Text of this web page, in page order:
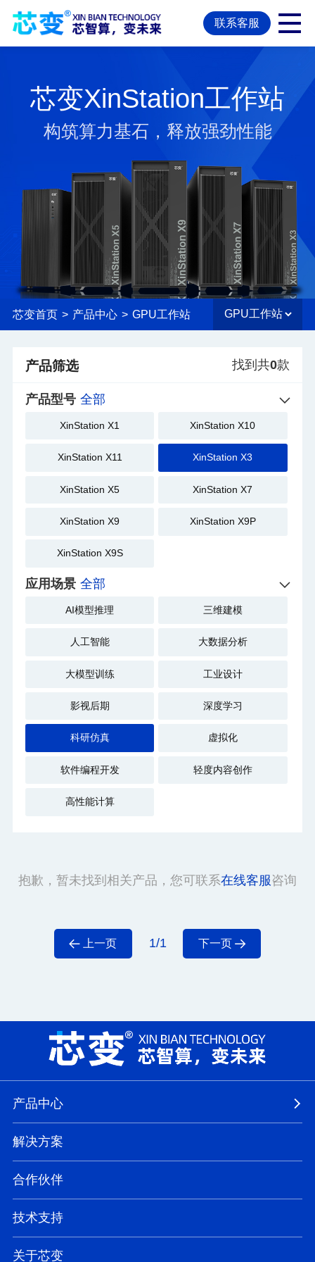
联系客服
芯变XinStation工作站
构筑算力基石，释放强劲性能
芯变首页 > 产品中心 > GPU工作站
产品筛选 找到共0款
产品型号 全部
XinStation X1 XinStation X10
XinStation X11 XinStation X3
XinStation X5 XinStation X7
XinStation X9 XinStation X9P
XinStation X9S
应用场景 全部
AI模型推理 三维建模
人工智能 大数据分析
大模型训练 工业设计
影视后期 深度学习
科研仿真 虚拟化
软件编程开发 轻度内容创作
高性能计算
抱歉，暂未找到相关产品，您可联系在线客服 咨询
上一页 1/1 下一页
产品中心
解决方案
合作伙伴
技术支持
关于芯变